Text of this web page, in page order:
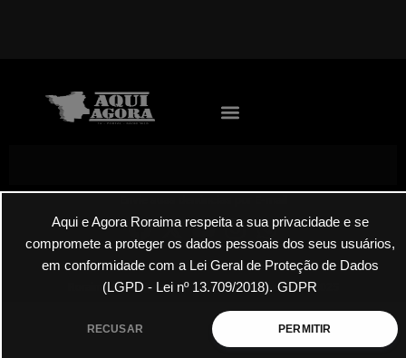
Aqui e Agora Roraima respeita a sua privacidade e se
compromete a proteger os dados pessoais dos seus usuários,
em conformidade com a Lei Geral de Proteção de Dados
(LGPD - Lei nº 13.709/2018). GDPR
RECUSAR PERMITIR
Roraima Aqui Agora Todos os Direitos Reservados 2025